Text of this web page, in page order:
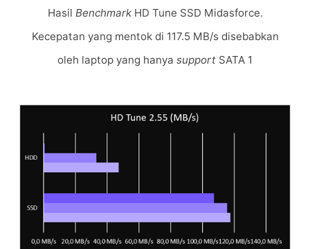
Hasil Benchmark HD Tune SSD Midasforce.
Kecepatan yang mentok di 117.5 MB/s disebabkan
oleh laptop yang hanya support SATA 1